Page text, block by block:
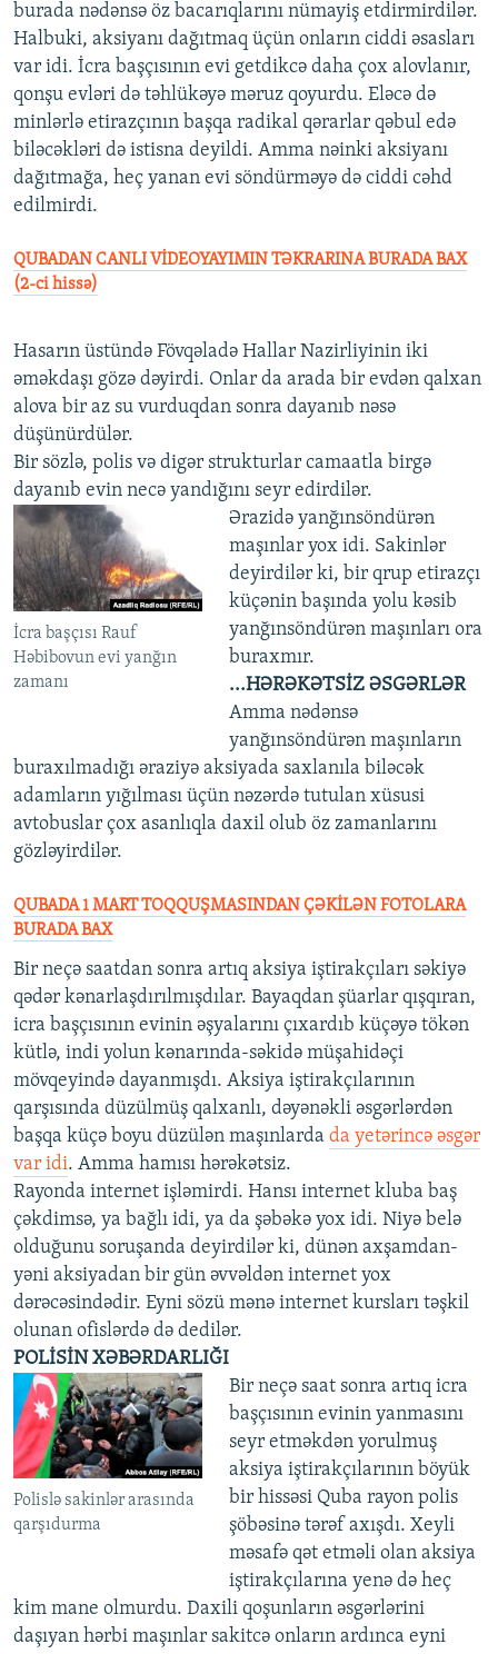
burada nədənsə öz bacarıqlarını nümayiş etdirmirdilər.
Halbuki, aksiyanı dağıtmaq üçün onların ciddi əsasları
var idi. İcra başçısının evi getdikcə daha çox alovlanır,
qonşu evləri də təhlükəyə məruz qoyurdu. Eləcə də
minlərlə etirazçının başqa radikal qərarlar qəbul edə
biləcəkləri də istisna deyildi. Amma nəinki aksiyanı
dağıtmağa, heç yanan evi söndürməyə də ciddi cəhd
edilmirdi.
QUBADAN CANLI VİDEOYAYIMIN TƏKRARINA BURADA BAX
(2-ci hissə)
Hasarın üstündə Fövqəladə Hallar Nazirliyinin iki
əməkdaşı gözə dəyirdi. Onlar da arada bir evdən qalxan
alova bir az su vurduqdan sonra dayanıb nəsə
düşünürdülər.
Bir sözlə, polis və digər strukturlar camaatla birgə
dayanıb evin necə yandığını seyr edirdilər.
İcra başçısı Rauf
Həbibovun evi yanğın
zamanı
Ərazidə yanğınsöndürən
maşınlar yox idi. Sakinlər
deyirdilər ki, bir qrup etirazçı
küçənin başında yolu kəsib
yanğınsöndürən maşınları ora
buraxmır.
...HƏRƏKƏTSİZ ƏSGƏRLƏR
Amma nədənsə
yanğınsöndürən maşınların
buraxılmadığı əraziyə aksiyada saxlanıla biləcək
adamların yığılması üçün nəzərdə tutulan xüsusi
avtobuslar çox asanlıqla daxil olub öz zamanlarını
gözləyirdilər.
QUBADA 1 MART TOQQUŞMASINDAN ÇƏKİLƏN FOTOLARA
BURADA BAX
Bir neçə saatdan sonra artıq aksiya iştirakçıları səkiyə
qədər kənarlaşdırılmışdılar. Bayaqdan şüarlar qışqıran,
icra başçısının evinin əşyalarını çıxardıb küçəyə tökən
kütlə, indi yolun kənarında-səkidə müşahidəçi
mövqeyində dayanmışdı. Aksiya iştirakçılarının
qarşısında düzülmüş qalxanlı, dəyənəkli əsgərlərdən
başqa küçə boyu düzülən maşınlarda da yetərincə əsgər
var idi. Amma hamısı hərəkətsiz.
Rayonda internet işləmirdi. Hansı internet kluba baş
çəkdimsə, ya bağlı idi, ya da şəbəkə yox idi. Niyə belə
olduğunu soruşanda deyirdilər ki, dünən axşamdan-
yəni aksiyadan bir gün əvvəldən internet yox
dərəcəsindədir. Eyni sözü mənə internet kursları təşkil
olunan ofislərdə də dedilər.
POLİSİN XƏBƏRDARLIĞI
Polislə sakinlər arasında
qarşıdurma
Bir neçə saat sonra artıq icra
başçısının evinin yanmasını
seyr etməkdən yorulmuş
aksiya iştirakçılarının böyük
bir hissəsi Quba rayon polis
şöbəsinə tərəf axışdı. Xeyli
məsafə qət etməli olan aksiya
iştirakçılarına yenə də heç
kim mane olmurdu. Daxili qoşunların əsgərlərini
daşıyan hərbi maşınlar sakitcə onların ardınca eyni